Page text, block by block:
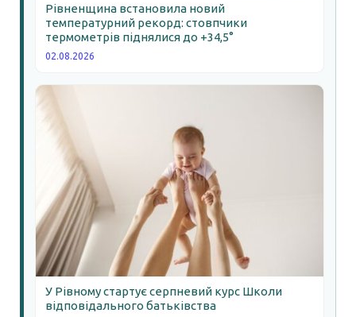
Рівненщина встановила новий
температурний рекорд: стовпчики
термометрів піднялися до +34,5°
02.08.2026
У Рівному стартує серпневий курс Школи
відповідального батьківства